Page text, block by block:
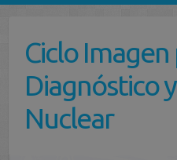
contenidoCiclo Imagen
Diagnóstico
Nuclear